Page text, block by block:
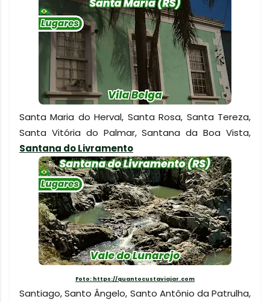
Santa Maria do Herval, Santa Rosa, Santa Tereza,
Santa Vitória do Palmar, Santana da Boa Vista,
Santana do Livramento
Foto: https://quantocustaviajar.com
Santiago, Santo Ângelo, Santo Antônio da Patrulha,